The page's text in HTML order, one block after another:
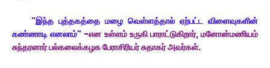
"இந்த புத்தகத்தை மழை வெள்ளத்தால் ஏற்பட்ட விளைவுகளின்
கண்ணாடி எனலாம்" -என உள்ளம் உருகி பாராட்டுகிறார், மனோன்மணியம்
சுந்தரனார் பல்கலைக்கழக பேராசிரியர் சுதாகர் அவர்கள்.